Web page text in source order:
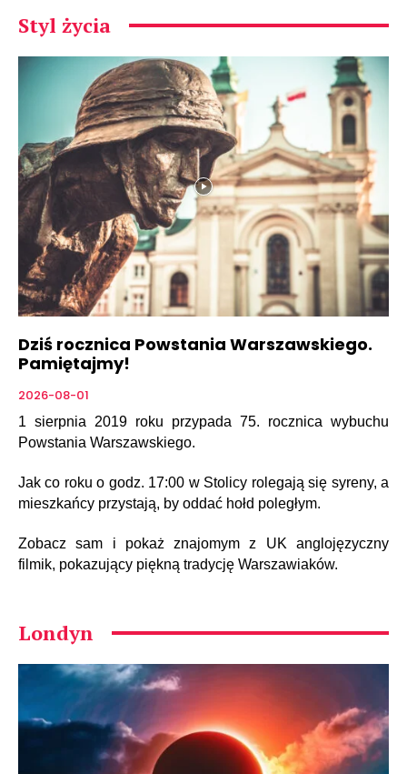
Styl życia
Dziś rocznica Powstania Warszawskiego.
Pamiętajmy!
2026-08-01
1 sierpnia 2019 roku przypada 75. rocznica wybuchu
Powstania Warszawskiego.
Jak co roku o godz. 17:00 w Stolicy rolegają się syreny, a
mieszkańcy przystają, by oddać hołd poległym.
Zobacz sam i pokaż znajomym z UK anglojęzyczny
filmik, pokazujący piękną tradycję Warszawiaków.
Londyn